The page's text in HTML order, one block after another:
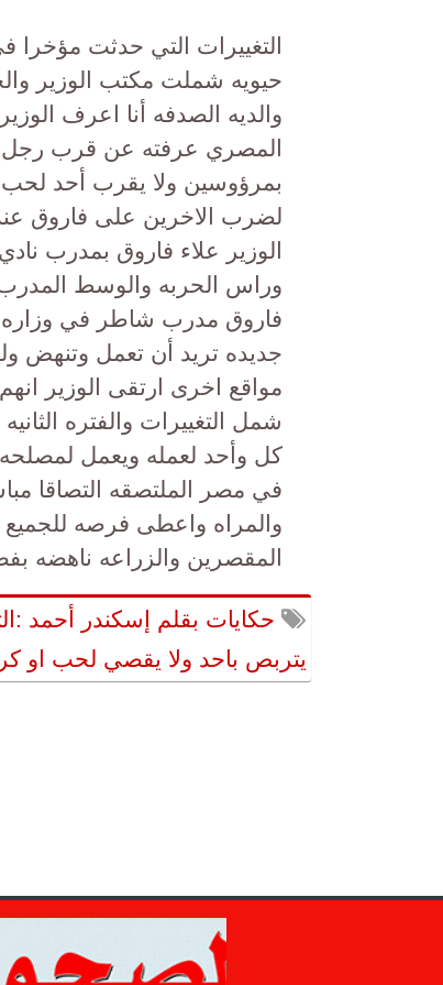
التغييرات التي حدثت
حيويه شملت مكتب الوزير
والديه الصدفه أنا اعرف
المصري عرفته عن قرب رجل
بمرؤوسين ولا يقرب أحد لحب
لضرب الاخرين على فاروق
الوزير علاء فاروق بمدرب
وراس الحربه والوسط
فاروق مدرب شاطر في وزاره
جديده تريد أن تعمل وتنهض
مواقع اخرى ارتقى الوزير
شمل التغييرات والفتره
كل وأحد لعمله ويعمل لمصلحه
في مصر الملتصقه التصاقا
والمراه واعطى فرصه للجميع
المقصرين والزراعه ناهضه
حكايات بقلم إسكندر أحمد
يتربص باحد ولا يقصي لحب او